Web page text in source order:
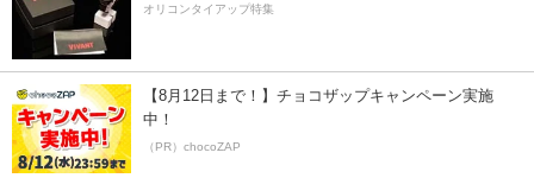
オリコンタイアップ特集
【8月12日まで！】チョコザップキャンペーン実施
中！
（PR）chocoZAP